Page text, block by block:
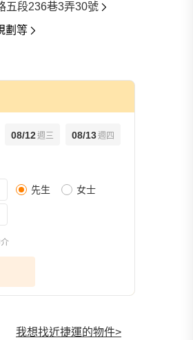
五段236巷3弄30號
劃等
08/12週三 08/13週四
先生 女士
我想找近捷運的物件>